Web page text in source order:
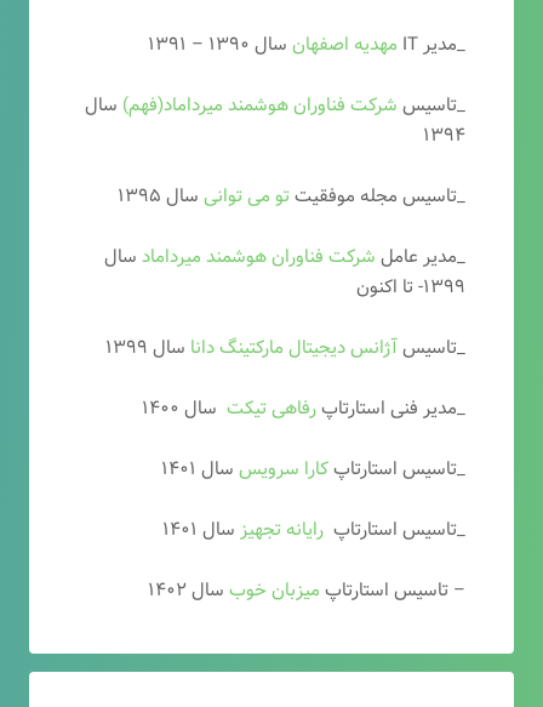
_مدیر IT
مهدیه اصفهان سال ۱۳۹۰ – ۱۳۹۱
_تاسیس شرکت فناوران هوشمند میرداماد(فهم) سال
۱۳۹۴
_تاسیس مجله موفقیتتو می توانی سال ۱۳۹۵
_مدیر عامل شرکت فناوران هوشمند میرداماد سال
۱۳۹۹- تا اکنون
_تاسیسآژانس دیجیتال مارکتینگ دانا سال ۱۳۹۹
_مدیر فنی استارتاپرفاهی تیکت سال ۱۴۰۰
_تاسیس استارتاپکارا سرویس سال ۱۴۰۱
_تاسیس استارتاپ رایانه تجهیز سال ۱۴۰۱
– تاسیس استارتاپ میزبان خوب سال ۱۴۰۲